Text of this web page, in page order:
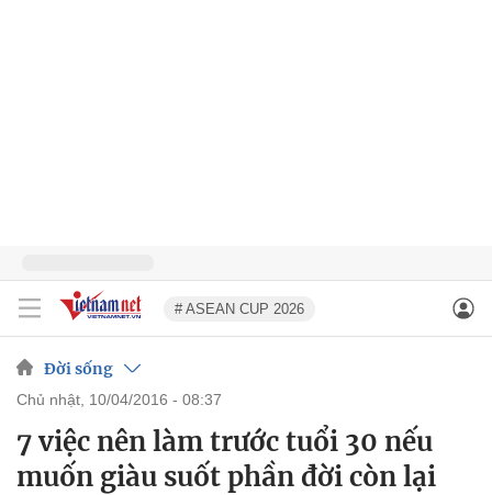
# ASEAN CUP 2026
Đời sống
chủ nhật, 10/04/2016 - 08:37
7 việc nên làm trước tuổi 30 nếu
muốn giàu suốt phần đời còn lại